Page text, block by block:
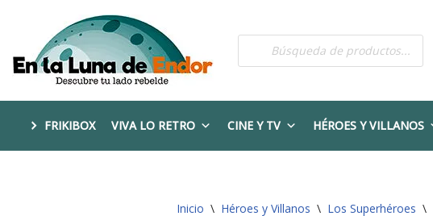
al
contenido
FRIKIBOX VIVA LO RETRO CINE Y TV HÉROES Y VILLANOS
Inicio \ Héroes y Villanos \ Los Superhéroes \